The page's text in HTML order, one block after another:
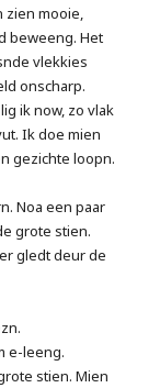
zien mooie,
beweeng. Het
vlekkies
onscharp.
ik now, zo vlak
Ik doe mien
gezichte loopn.
Noa een paar
grote stien.
gledt deur de
e-leeng.
stien. Mien